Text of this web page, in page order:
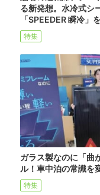
る新発想。水冷式シ
「SPEEDER 瞬冷」
特集
ガラス製なのに「曲
ル！車中泊の常識を
特集